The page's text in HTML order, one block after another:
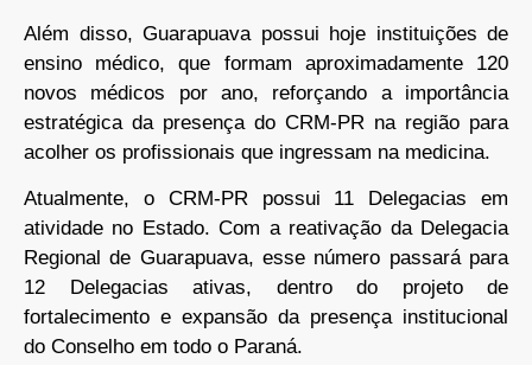
Além disso, Guarapuava possui hoje instituições de
ensino médico, que formam aproximadamente 120
novos médicos por ano, reforçando a importância
estratégica da presença do CRM-PR na região para
acolher os profissionais que ingressam na medicina.
Atualmente, o CRM-PR possui 11 Delegacias em
atividade no Estado. Com a reativação da Delegacia
Regional de Guarapuava, esse número passará para
12 Delegacias ativas, dentro do projeto de
fortalecimento e expansão da presença institucional
do Conselho em todo o Paraná.